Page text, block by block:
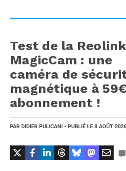
Test de la Reolink
MagicCam : une
caméra de
magnétique à
abonnement !
PAR DIDIER PULICANI - PUBLIÉ LE 8 AOÛT 2026